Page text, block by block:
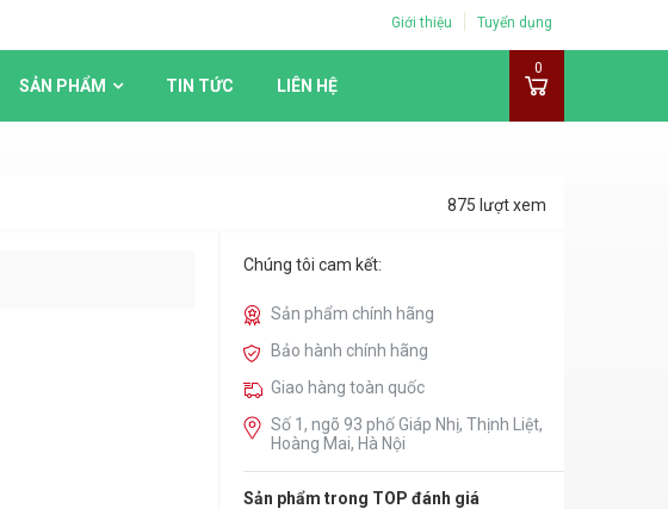
Giới thiệu Tuyển dụng
SẢN PHẨM TIN TỨC LIÊN HỆ
0
875 lượt xem
Chúng tôi cam kết:
Sản phẩm chính hãng
Bảo hành chính hãng
Giao hàng toàn quốc
Số 1, ngõ 93 phố Giáp Nhị, Thịnh Liệt,
Hoàng Mai, Hà Nội
Sản phẩm trong TOP đánh giá